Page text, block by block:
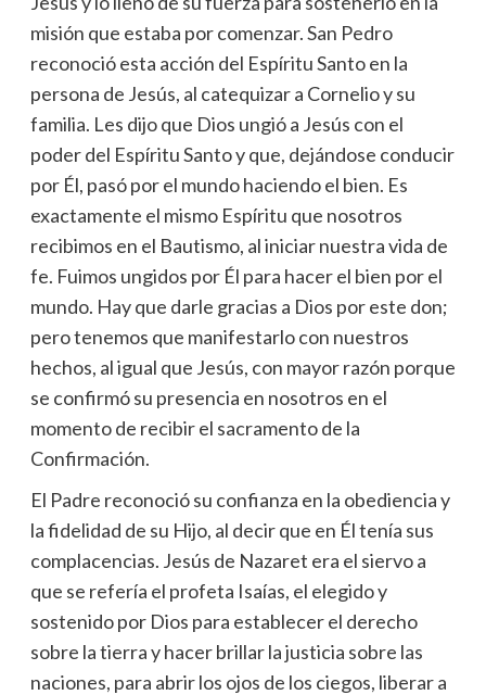
misión que estaba por comenzar. San Pedro
reconoció esta acción del Espíritu Santo en la
persona de Jesús, al catequizar a Cornelio y su
familia. Les dijo que Dios ungió a Jesús con el
poder del Espíritu Santo y que, dejándose conducir
por Él, pasó por el mundo haciendo el bien. Es
exactamente el mismo Espíritu que nosotros
recibimos en el Bautismo, al iniciar nuestra vida de
fe. Fuimos ungidos por Él para hacer el bien por el
mundo. Hay que darle gracias a Dios por este don;
pero tenemos que manifestarlo con nuestros
hechos, al igual que Jesús, con mayor razón porque
se confirmó su presencia en nosotros en el
momento de recibir el sacramento de la
Confirmación.
El Padre reconoció su confianza en la obediencia y
la fidelidad de su Hijo, al decir que en Él tenía sus
complacencias. Jesús de Nazaret era el siervo a
que se refería el profeta Isaías, el elegido y
sostenido por Dios para establecer el derecho
sobre la tierra y hacer brillar la justicia sobre las
naciones, para abrir los ojos de los ciegos, liberar a